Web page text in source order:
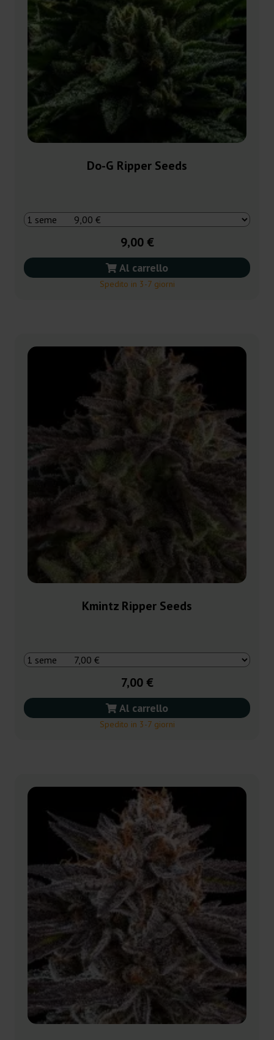
Do-G Ripper Seeds
9,00 €
Al carrello
Spedito in 3-7 giorni
Kmintz Ripper Seeds
7,00 €
Al carrello
Spedito in 3-7 giorni